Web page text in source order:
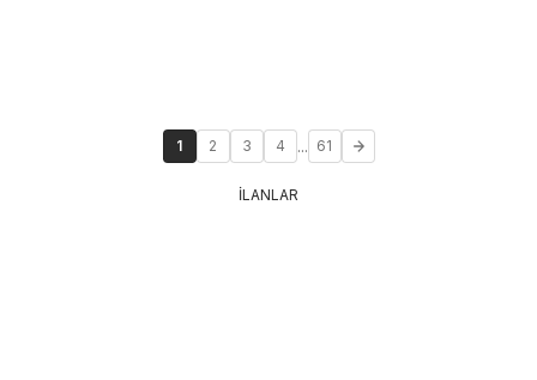
1 2 3 4 ... 61
İLANLAR